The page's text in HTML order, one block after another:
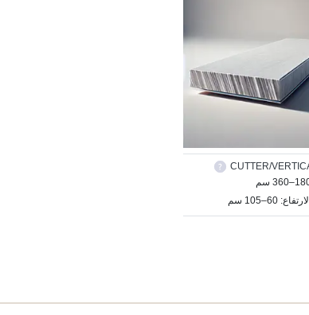
CUTTER/
60–105 سم